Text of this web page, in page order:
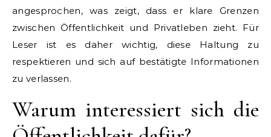
angesprochen, was zeigt, dass er klare Grenzen
zwischen Öffentlichkeit und Privatleben zieht. Für
Leser ist es daher wichtig, diese Haltung zu
respektieren und sich auf bestätigte Informationen
zu verlassen.
Warum interessiert sich die